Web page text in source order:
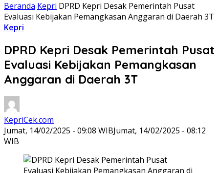
Beranda Kepri DPRD Kepri Desak Pemerintah Pusat
Evaluasi Kebijakan Pemangkasan Anggaran di Daerah 3T
Kepri
DPRD Kepri Desak Pemerintah Pusat
Evaluasi Kebijakan Pemangkasan
Anggaran di Daerah 3T
KepriCek.com
Jumat, 14/02/2025 - 09:08 WIBJumat, 14/02/2025 - 08:12
WIB